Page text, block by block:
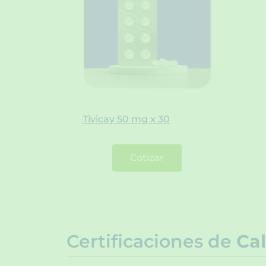
Tivicay 50 mg x 30
Cotizar
Certificaciones de